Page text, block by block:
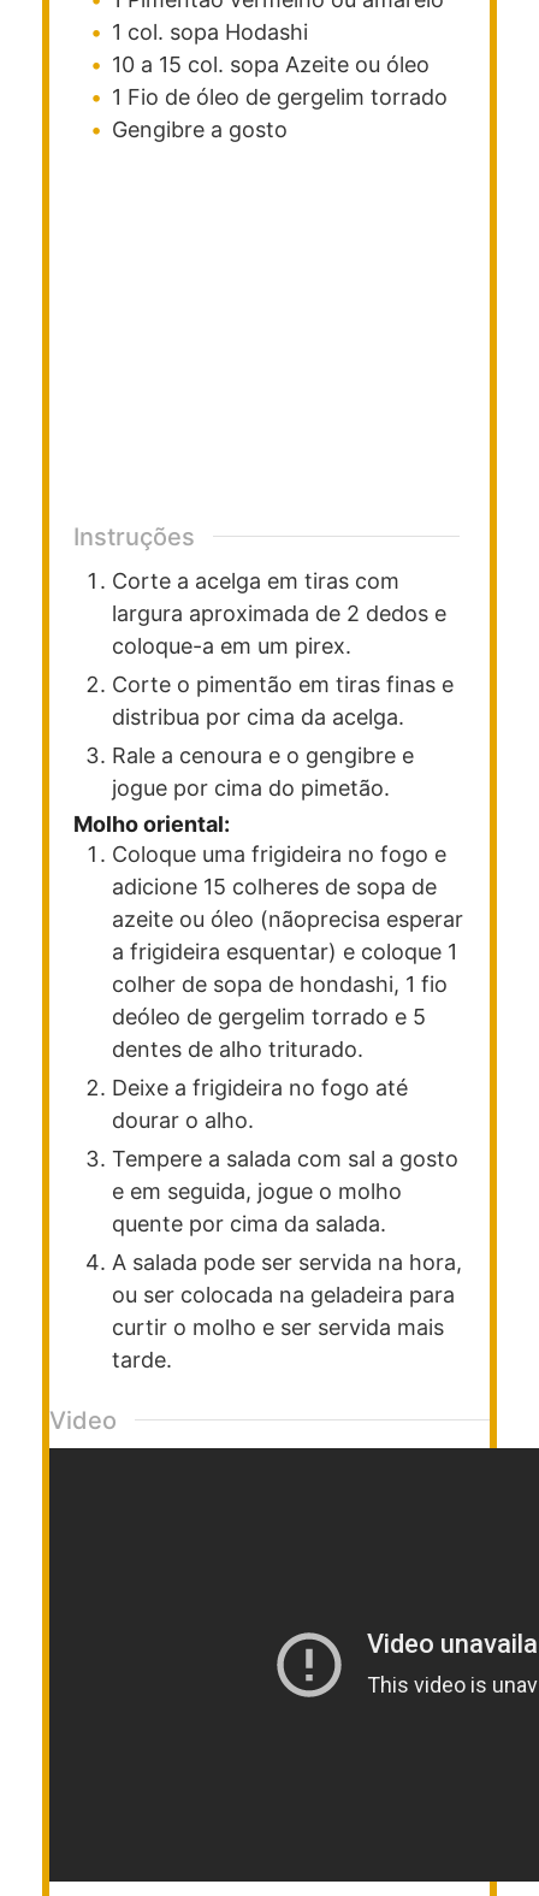
1 col. sopa Hodashi
10 a 15 col. sopa Azeite ou óleo
1 Fio de óleo de gergelim torrado
Gengibre a gosto
Instruções
Corte a acelga em tiras com
largura aproximada de 2 dedos e
coloque-a em um pirex.
Corte o pimentão em tiras finas e
distribua por cima da acelga.
Rale a cenoura e o gengibre e
jogue por cima do pimetão.
Molho oriental:
Coloque uma frigideira no fogo e
adicione 15 colheres de sopa de
azeite ou óleo (nãoprecisa esperar
a frigideira esquentar) e coloque 1
colher de sopa de hondashi, 1 fio
deóleo de gergelim torrado e 5
dentes de alho triturado.
Deixe a frigideira no fogo até
dourar o alho.
Tempere a salada com sal a gosto
e em seguida, jogue o molho
quente por cima da salada.
A salada pode ser servida na hora,
ou ser colocada na geladeira para
curtir o molho e ser servida mais
tarde.
Video